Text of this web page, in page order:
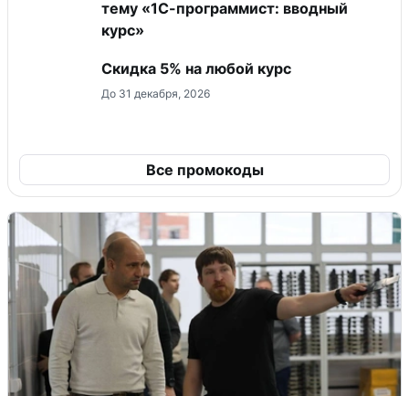
тему «1С-программист: вводный
курс»
Скидка 5% на любой курс
До 31 декабря, 2026
Все промокоды